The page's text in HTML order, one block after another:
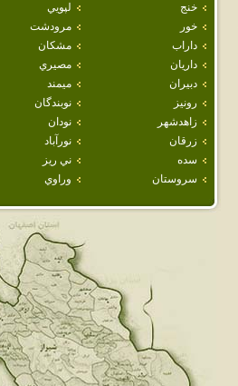
خنج
لپويي
خور
مرودشت
داراب
مشكان
داريان
مصيري
دبيران
ميمند
رونيز
نوبندگان
زاهدشهر
نودان
زرقان
نورآباد
سده
ني ريز
سروستان
وراوي